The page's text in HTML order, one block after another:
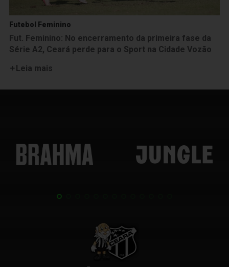
Futebol Feminino
Fut. Feminino: No encerramento da primeira fase da
Série A2, Ceará perde para o Sport na Cidade Vozão
Leia mais